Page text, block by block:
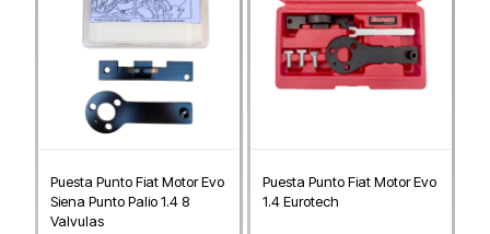
Puesta Punto Fiat Motor Evo
Siena Punto Palio 1.4 8
Valvulas
Puesta Punto Fiat Motor Evo
1.4 Eurotech